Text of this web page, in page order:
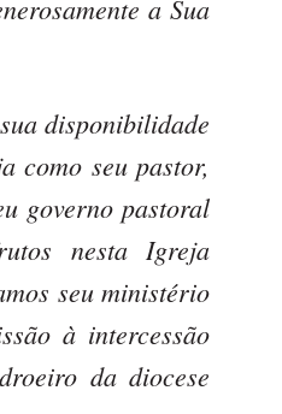
a Sua
disponibilidade
como seu pastor,
governo pastoral
nesta Igreja
seu ministério
à intercessão
da diocese